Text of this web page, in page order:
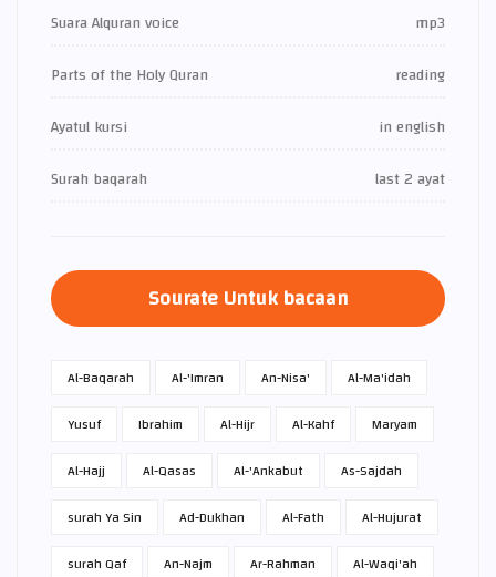
Suara Alquran voice
mp3
Parts of the Holy Quran
reading
Ayatul kursi
in english
Surah baqarah
last 2 ayat
Sourate Untuk bacaan
Al-Baqarah Al-'Imran An-Nisa'
Al-Ma'idah
Yusuf
Ibrahim Al-Hijr Al-Kahf
Maryam
Al-Hajj
Al-Qasas Al-'Ankabut
As-Sajdah
surah Ya Sin
Ad-Dukhan Al-Fath
Al-Hujurat
surah Qaf
An-Najm Ar-Rahman
Al-Waqi'ah